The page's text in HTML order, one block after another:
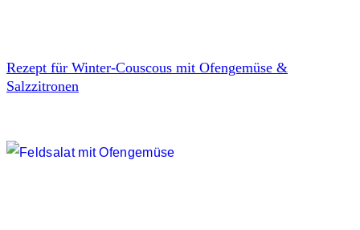
Rezept für Winter-Couscous mit Ofengemüse &
Salzzitronen